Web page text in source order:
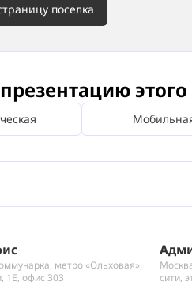
поселка
метро «Ольховая»,
1Е, офис 303
сити,